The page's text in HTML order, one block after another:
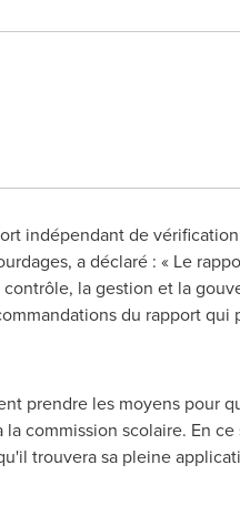
indépendant de
a déclaré : « Le
la gestion et la
du rapport
prendre les moyens pour
commission scolaire. En
trouvera sa pleine